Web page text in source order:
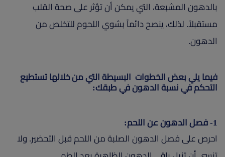
بالدهون المشبعة، التي يمكن أن تؤثر على صحة القلب
مستقبلاً. لذلك، ينصح دائماً بشوي اللحوم للتخلص من
الدهون.
فيما يلي بعض الخطوات البسيطة التي من خلالها تستطيع
التحكم في نسبة الدهون في طبقك:
1- فصل الدهون عن اللحم:
احرص على فصل الدهون الصلبة من اللحم قبل التحضير. ولا